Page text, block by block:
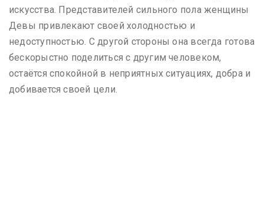
искусства. Представителей сильного пола женщины
Девы привлекают своей холодностью и
недоступностью. С другой стороны она всегда готова
бескорыстно поделиться с другим человеком,
остаётся спокойной в неприятных ситуациях, добра и
добивается своей цели.